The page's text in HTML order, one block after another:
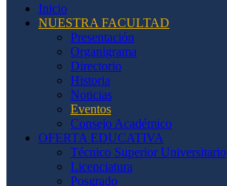
Inicio
NUESTRA FACULTAD
Presentación
Organigrama
Directorio
Historia
Noticias
Eventos
Consejo Académico
OFERTA EDUCATIVA
Técnico Superior Universitario
Licenciatura
Posgrado